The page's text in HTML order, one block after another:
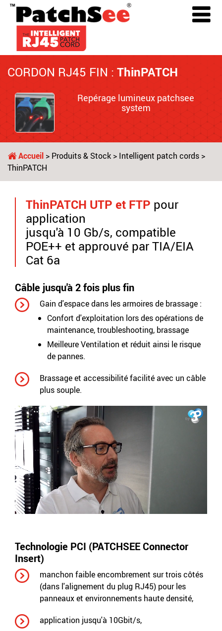
CORDON RJ45 FIN : ThinPATCH
Repérage lumineux patchsee
system
Accueil > Produits & Stock > Intelligent patch cords >
ThinPATCH
ThinPATCH UTP et FTP pour
application
jusqu'à 10 Gb/s, compatible
POE++ et approuvé par TIA/EIA
Cat 6a
Câble jusqu'à 2 fois plus fin
Gain d'espace dans les armoires de brassage :
Confort d'exploitation lors des opérations de
maintenance, troubleshooting, brassage
Meilleure Ventilation et réduit ainsi le risque
de pannes.
Brassage et accessibilité facilité avec un câble
plus souple.
Technologie PCI (PATCHSEE Connector
Insert)
manchon faible encombrement sur trois côtés
(dans l'alignement du plug RJ45) pour les
panneaux et environnements haute densité,
application jusqu'à 10Gbit/s,